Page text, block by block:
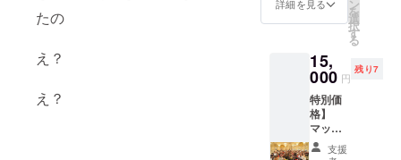
たの
え？
え？
新聞発刊、
B.S.Times発
ケット
２，５
分を２
枚 ◆交
流会チ
ケット
２，０
００円
を３枚
詳細を見る ン
を
選
択
す
る
15,
000 円
残り7
特別価
格】
マッチ
ング
フェア
支援